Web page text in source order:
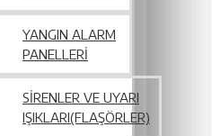
YANGIN ALARM
PANELLERI
SIRENLER VE UYARI
IŞIKLARI(FLAŞÖRLER)